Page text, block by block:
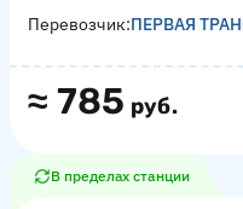
≈ 785 руб.
Перевозчик:ПЕРВАЯ
В пределах станции